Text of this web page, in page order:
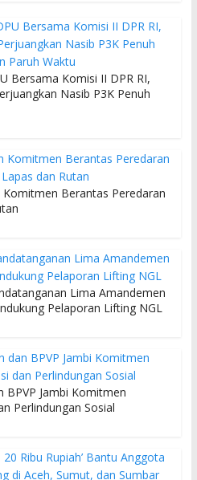
Bersama Komisi II DPR RI,
Nasib P3K Penuh
Berantas Peredaran
Lima Amandemen
Pelaporan Lifting NGL
BPVP Jambi Komitmen
Perlindungan Sosial